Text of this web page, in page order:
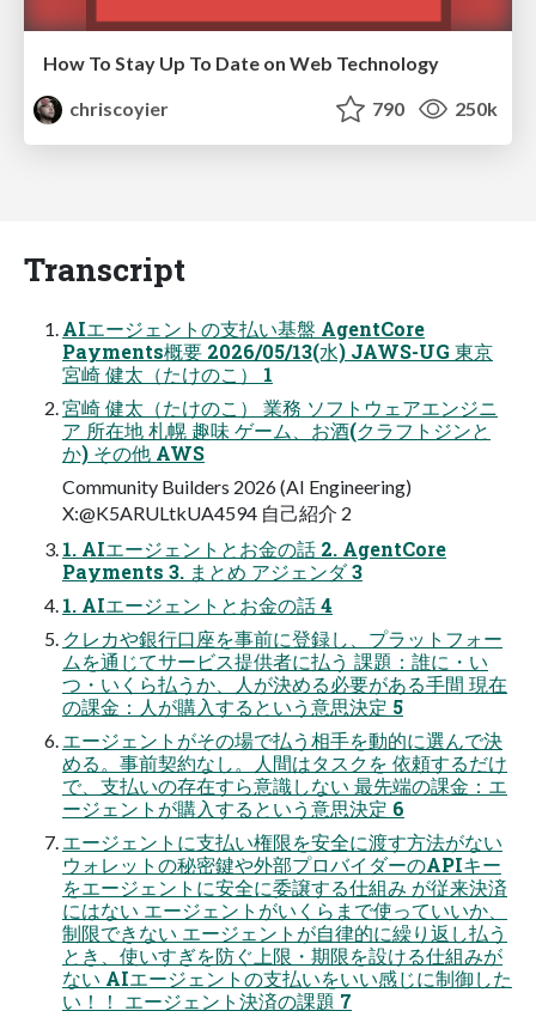
How To Stay Up To Date on Web Technology
chriscoyier
790 250k
Transcript
AIエージェントの支払い基盤 AgentCore
Payments概要 2026/05/13(水) JAWS-UG 東京
宮崎 健太（たけのこ） 1
宮崎 健太（たけのこ） 業務 ソフトウェアエンジニ
ア 所在地 札幌 趣味 ゲーム、お酒(クラフトジンと
か) その他 AWS
Community Builders 2026 (AI Engineering)
X:@K5ARULtkUA4594 自己紹介 2
1. AIエージェントとお金の話 2. AgentCore
Payments 3. まとめ アジェンダ 3
1. AIエージェントとお金の話 4
クレカや銀行口座を事前に登録し、プラットフォー
ムを通じてサービス提供者に払う 課題：誰に・い
つ・いくら払うか、人が決める必要がある手間 現在
の課金：人が購入するという意思決定 5
エージェントがその場で払う相手を動的に選んで決
める。事前契約なし。人間はタスクを 依頼するだけ
で、支払いの存在すら意識しない 最先端の課金：エ
ージェントが購入するという意思決定 6
エージェントに支払い権限を安全に渡す方法がない
ウォレットの秘密鍵や外部プロバイダーのAPIキー
をエージェントに安全に委譲する仕組み が従来決済
にはない エージェントがいくらまで使っていいか、
制限できない エージェントが自律的に繰り返し払う
とき、使いすぎを防ぐ上限・期限を設ける仕組みが
ない AIエージェントの支払いをいい感じに制御した
い！！ エージェント決済の課題 7